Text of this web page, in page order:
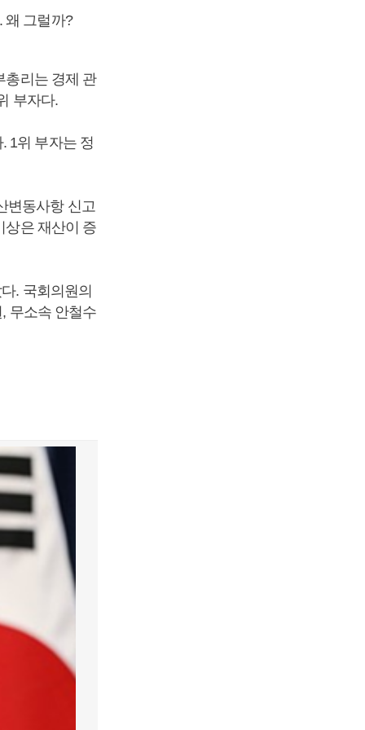
왜 그럴까?
총리는 경제 관
부자다.
1위 부자는 정
변동사항 신고
상은 재산이 증
. 국회의원의
무소속 안철수